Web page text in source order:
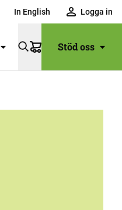
In English Logga in
VarukorgStöd oss